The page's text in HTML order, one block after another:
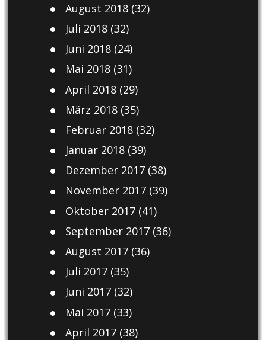
August 2018(32)
Juli 2018(32)
Juni 2018(24)
Mai 2018(31)
April 2018(29)
März 2018(35)
Februar 2018(32)
Januar 2018(39)
Dezember 2017(38)
November 2017(39)
Oktober 2017(41)
September 2017(36)
August 2017(36)
Juli 2017(35)
Juni 2017(32)
Mai 2017(33)
April 2017(38)